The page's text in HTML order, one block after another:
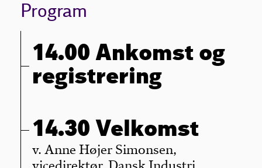
Program
14.00 Ankomst og
registrering
14.30 Velkomst
v. Anne Højer Simonsen,